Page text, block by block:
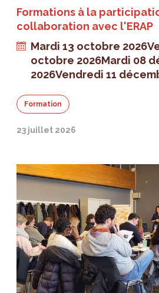
Formations à la
collaboration avec l'ERAP
Mardi 13 octobre 2026
octobre 2026Mardi 08
2026Vendredi 11
Formation
23 juillet 2026